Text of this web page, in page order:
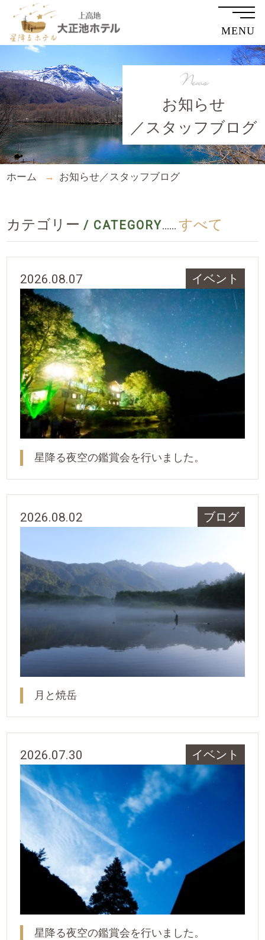
MENU
お知らせ
／スタッフブログ
News
ホーム お知らせ／スタッフブログ
カテゴリー / CATEGORY...... すべて
2026.08.07 イベント
星降る夜空の鑑賞会を行いました。
2026.08.02 ブログ
月と焼岳
2026.07.30 イベント
星降る夜空の鑑賞会を行いました。